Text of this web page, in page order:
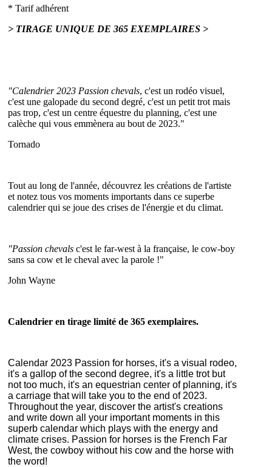
* Tarif adhérent
> TIRAGE UNIQUE DE 365 EXEMPLAIRES >
"Calendrier 2023 Passion chevals, c'est un rodéo visuel,
c'est une galopade du second degré, c'est un petit trot mais
pas trop, c'est un centre équestre du planning, c'est une
calèche qui vous emmènera au bout de 2023."
Tornado
Tout au long de l'année, découvrez les créations de l'artiste
et notez tous vos moments importants dans ce superbe
calendrier qui se joue des crises de l'énergie et du climat.
"Passion chevals c'est le far-west à la française, le cow-boy
sans sa cow et le cheval avec la parole !"
John Wayne
Calendrier en tirage limité de 365 exemplaires.
Calendar 2023 Passion for horses, it's a visual rodeo,
it's a gallop of the second degree, it's a little trot but
not too much, it's an equestrian center of planning, it's
a carriage that will take you to the end of 2023.
Throughout the year, discover the artist's creations
and write down all your important moments in this
superb calendar which plays with the energy and
climate crises. Passion for horses is the French Far
West, the cowboy without his cow and the horse with
the word!